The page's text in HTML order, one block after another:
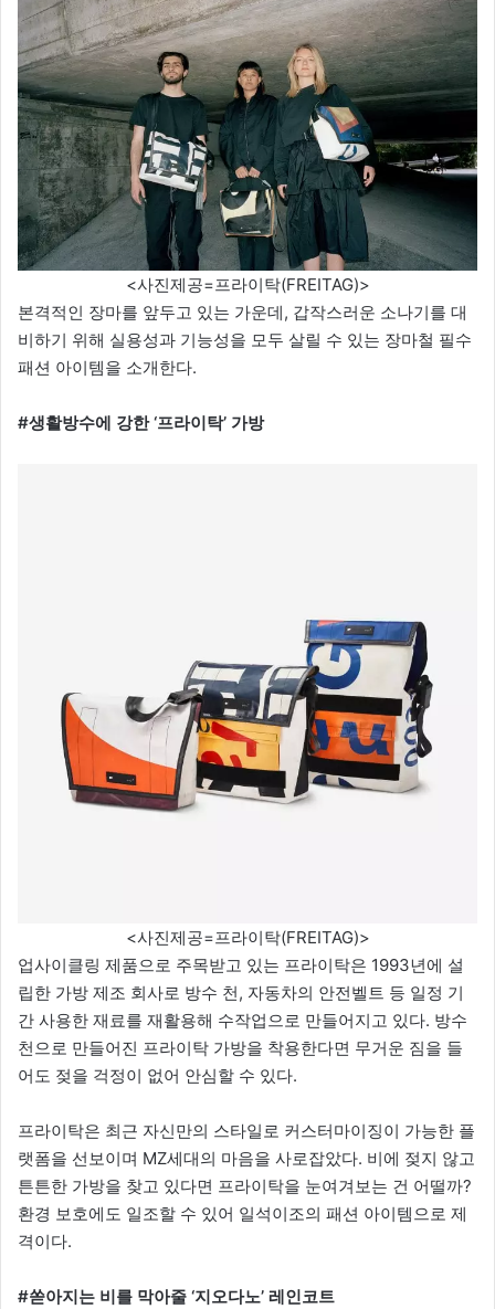
<사진제공=프라이탁(FREITAG)>
본격적인 장마를 앞두고 있는 가운데, 갑작스러운 소나기를 대
비하기 위해 실용성과 기능성을 모두 살릴 수 있는 장마철 필수
패션 아이템을 소개한다.
#생활방수에 강한 ‘프라이탁’ 가방
<사진제공=프라이탁(FREITAG)>
업사이클링 제품으로 주목받고 있는 프라이탁은 1993년에 설
립한 가방 제조 회사로 방수 천, 자동차의 안전벨트 등 일정 기
간 사용한 재료를 재활용해 수작업으로 만들어지고 있다. 방수
천으로 만들어진 프라이탁 가방을 착용한다면 무거운 짐을 들
어도 젖을 걱정이 없어 안심할 수 있다.
프라이탁은 최근 자신만의 스타일로 커스터마이징이 가능한 플
랫폼을 선보이며 MZ세대의 마음을 사로잡았다. 비에 젖지 않고
튼튼한 가방을 찾고 있다면 프라이탁을 눈여겨보는 건 어떨까?
환경 보호에도 일조할 수 있어 일석이조의 패션 아이템으로 제
격이다.
#쏟아지는 비를 막아줄 ‘지오다노’ 레인코트